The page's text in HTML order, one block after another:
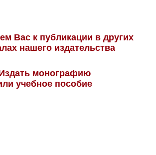
Вас к публикации в других
нашего издательства
монографию
учебное пособие